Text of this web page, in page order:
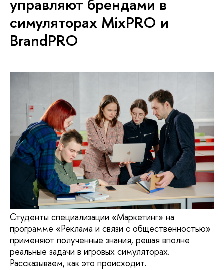
симуляторах MixPRO и
BrandPRO
Студенты специализации «Маркетинг» на
программе «Реклама и связи с общественностью»
применяют полученные знания, решая вполне
реальные задачи в игровых симуляторах.
Рассказываем, как это происходит.